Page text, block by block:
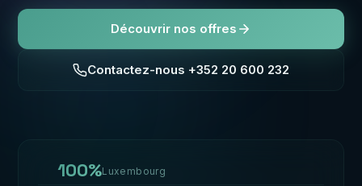
Découvrir nos offres
Contactez-nous +352 20 600 232
100%Luxembourg